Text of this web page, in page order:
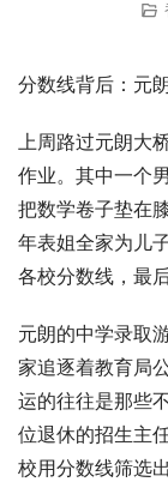
分数线背后：元
上周路过元朗大
作业。其中一个
把数学卷子垫在
年表姐全家为儿
各校分数线，最
元朗的中学录取
家追逐着教育局
运的往往是那些
位退休的招生主
校用分数线筛选